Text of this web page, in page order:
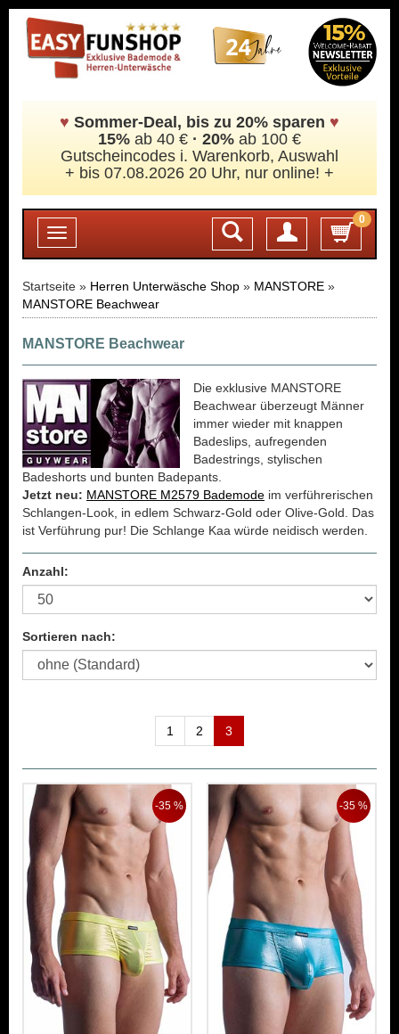
♥ Sommer-Deal, bis zu 20% sparen ♥
15% ab 40 € · 20% ab 100 €
Gutscheincodes i. Warenkorb, Auswahl
+ bis 07.08.2026 20 Uhr, nur online! +
Toggle
navigation
0
Login
Startseite » Herren Unterwäsche Shop » MANSTORE »
MANSTORE Beachwear
MANSTORE Beachwear
Die exklusive MANSTORE
Beachwear überzeugt Männer
immer wieder mit knappen
Badeslips, aufregenden
Badestrings, stylischen
Badeshorts und bunten Badepants.
Jetzt neu: MANSTORE M2579 Bademode im verführerischen
Schlangen-Look, in edlem Schwarz-Gold oder Olive-Gold. Das
ist Verführung pur! Die Schlange Kaa würde neidisch werden.
Anzahl:
Sortieren nach:
1 2 3
-35 % -35 %